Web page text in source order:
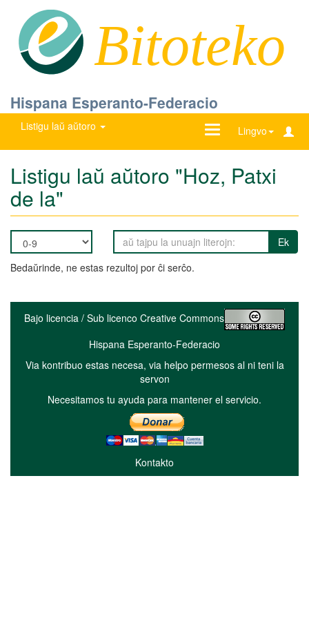
Bitoteko
Hispana Esperanto-Federacio
Listigu laŭ aŭtoro Lingvo
Ŝanĝu
Listigu laŭ aŭtoro "Hoz, Patxi
de la"
Ek
Bedaŭrinde, ne estas rezultoj por ĉi serĉo.
Bajo licencia / Sub licenco Creative Commons
Hispana Esperanto-Federacio
Via kontribuo estas necesa, via helpo permesos al ni teni la
servon
Necesitamos tu ayuda para mantener el servicio.
Kontakto